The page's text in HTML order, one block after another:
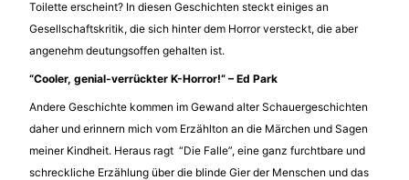
Toilette erscheint? In diesen Geschichten steckt einiges an
Gesellschaftskritik, die sich hinter dem Horror versteckt, die aber
angenehm deutungsoffen gehalten ist.
“Cooler, genial-verrückter K-Horror!“ – Ed Park
Andere Geschichte kommen im Gewand alter Schauergeschichten
daher und erinnern mich vom Erzählton an die Märchen und Sagen
meiner Kindheit. Heraus ragt “Die Falle”, eine ganz furchtbare und
schreckliche Erzählung über die blinde Gier der Menschen und das